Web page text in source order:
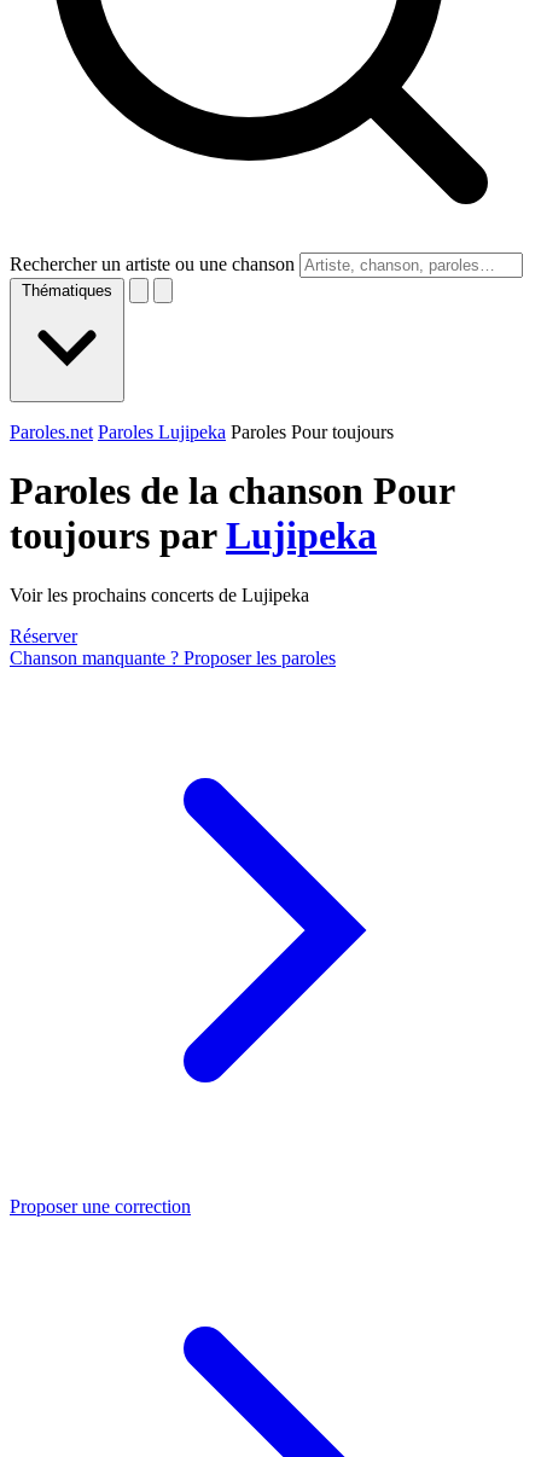
Rechercher un artiste ou une chanson
Thématiques
Paroles.net Paroles Lujipeka Paroles Pour toujours
Paroles de la chanson Pour
toujours parLujipeka
Voir les prochains concerts de Lujipeka
Réserver
Chanson manquante ? Proposer les paroles
Proposer une correction